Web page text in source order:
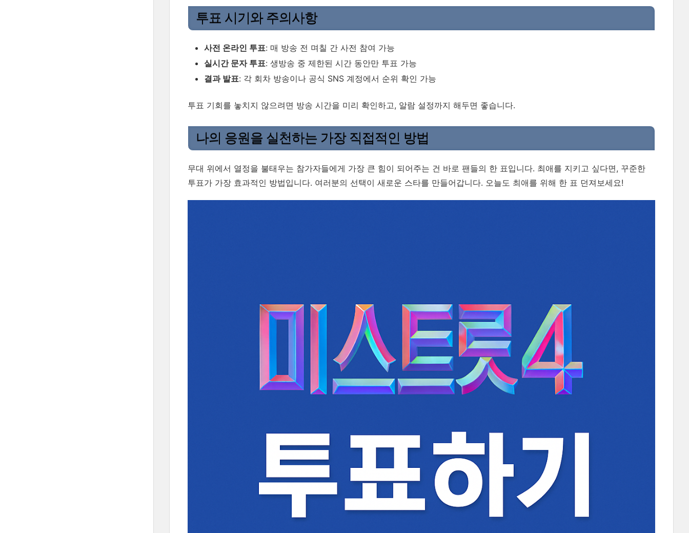
투표 시기와 주의사항
사전 온라인 투표: 매 방송 전 며칠 간 사전 참여 가능
실시간 문자 투표: 생방송 중 제한된 시간 동안만 투표 가능
결과 발표: 각 회차 방송이나 공식 SNS 계정에서 순위 확인 가능
투표 기회를 놓치지 않으려면 방송 시간을 미리 확인하고, 알람 설정까지 해두면 좋습니다.
나의 응원을 실천하는 가장 직접적인 방법
무대 위에서 열정을 불태우는 참가자들에게 가장 큰 힘이 되어주는 건 바로 팬들의 한 표입니다. 최애를 지키고 싶다면, 꾸준한
투표가 가장 효과적인 방법입니다. 여러분의 선택이 새로운 스타를 만들어갑니다. 오늘도 최애를 위해 한 표 던져보세요!